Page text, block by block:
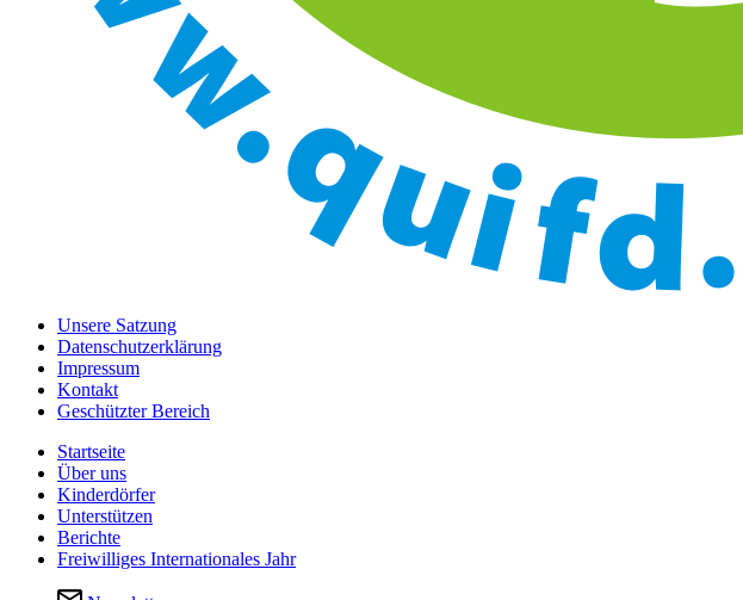
Unsere Satzung
Datenschutzerklärung
Impressum
Kontakt
Geschützter Bereich
Startseite
Über uns
Kinderdörfer
Unterstützen
Berichte
Freiwilliges Internationales Jahr